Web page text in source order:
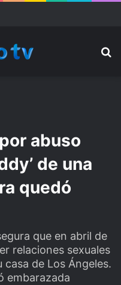
abuso
de una
quedó
que en abril de
relaciones sexuales
de Los Ángeles.
embarazada